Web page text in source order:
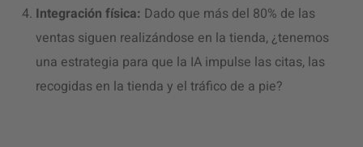
Integración física: Dado que más del 80% de las
ventas siguen realizándose en la tienda, ¿tenemos
una estrategia para que la IA impulse las citas, las
recogidas en la tienda y el tráfico de a pie?